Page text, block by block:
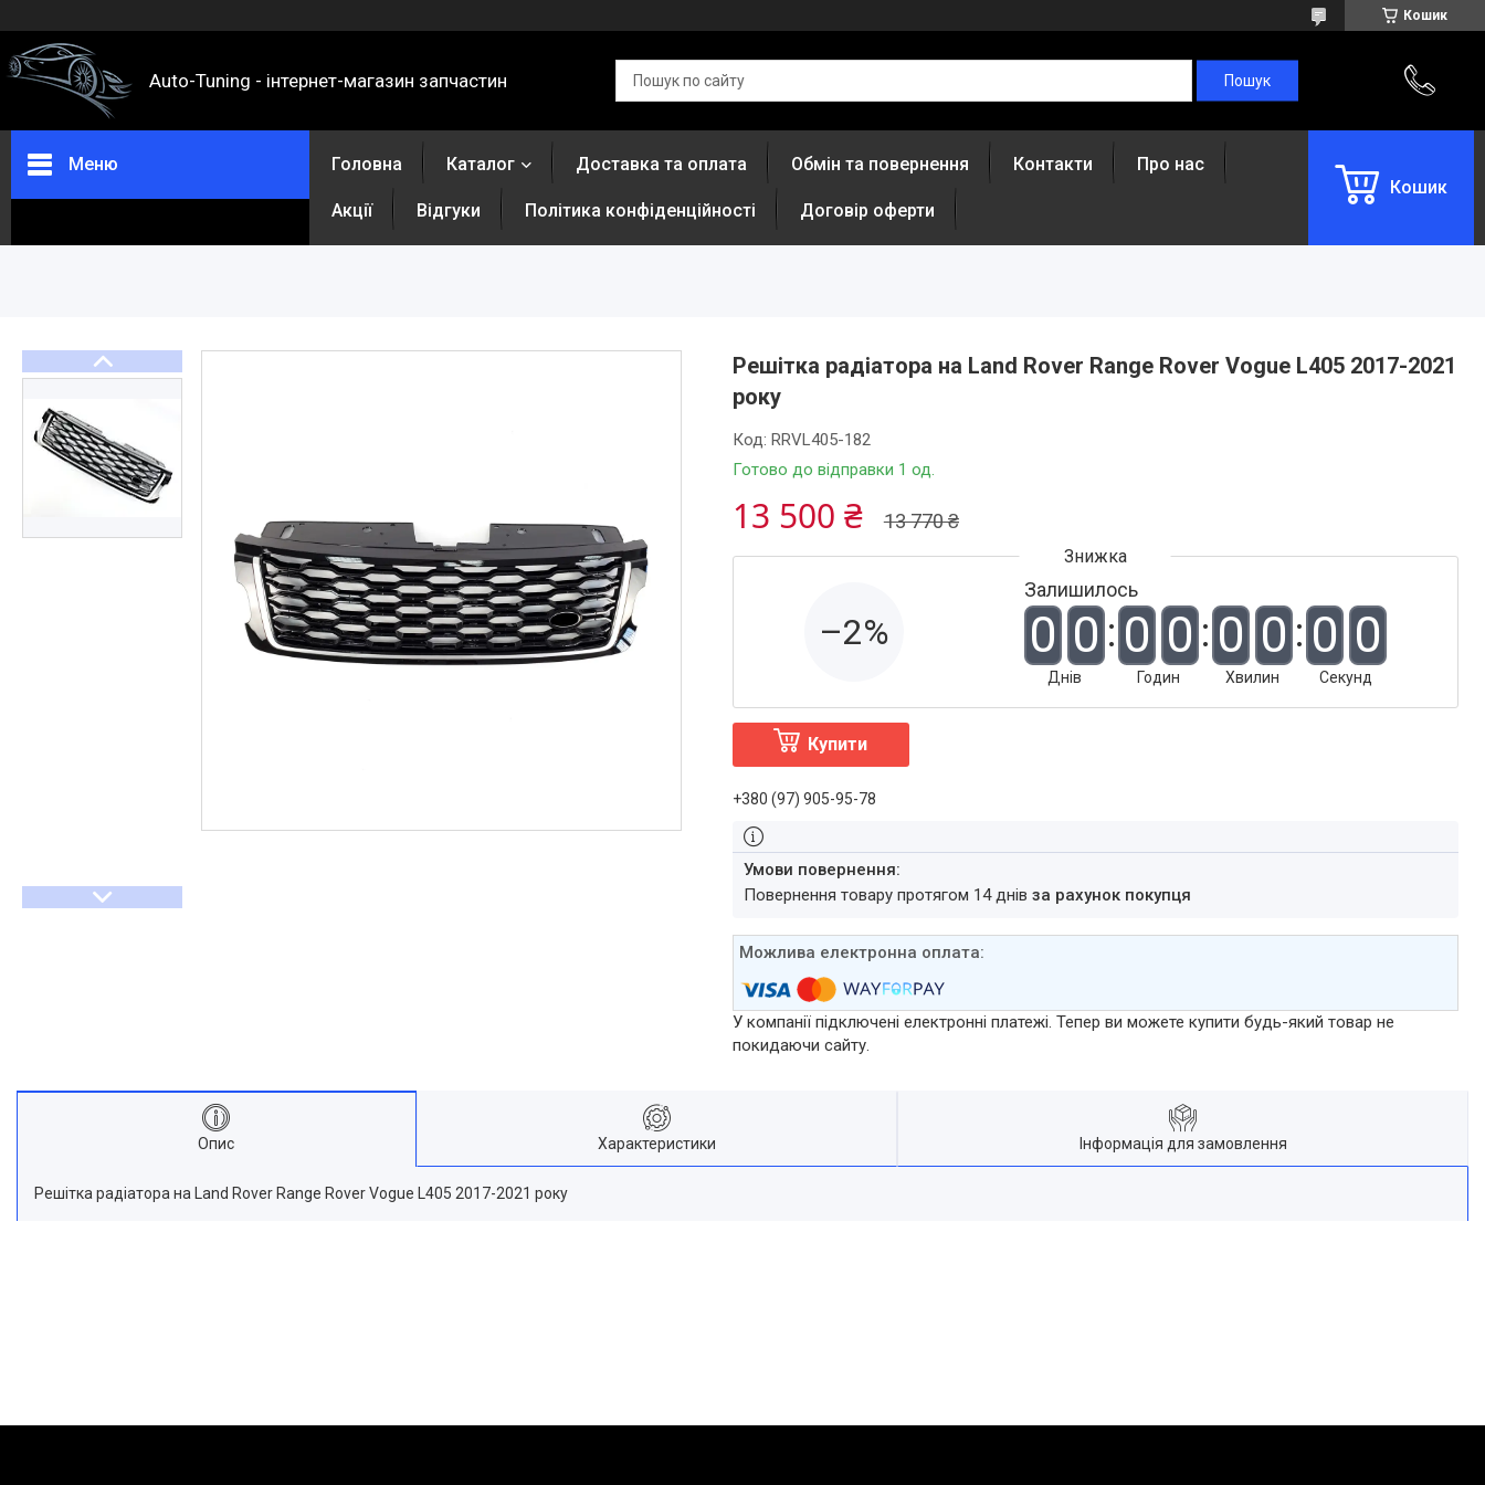
Кошик
Auto-Tuning - інтернет-магазин запчастин
Меню
Повернення та обмін
Відгуки
Акції
Політика конфіденційності
Головна Каталог Доставка та оплата Обмін та повернення Контакти Про нас
Акції Відгуки Політика конфіденційності Договір оферти
Кошик
Решітка радіатора на Land Rover Range Rover Vogue L405 2017-2021
року
Готово до відправки 1 од.
Код: RRVL405-182
13 770 ₴
13 500 ₴
–2%
Залишилось
0 0
Днів
0 0
Годин
0 0
Хвилин
0 0
Секунд
Купити
+380 (97) 905-95-78
повернення товару протягом 14 днів за рахунок покупця
У компанії підключені електронні платежі. Тепер ви можете купити будь-який товар не
покидаючи сайту.
Опис Характеристики Інформація для замовлення
Решітка радіатора на Land Rover Range Rover Vogue L405 2017-2021 року